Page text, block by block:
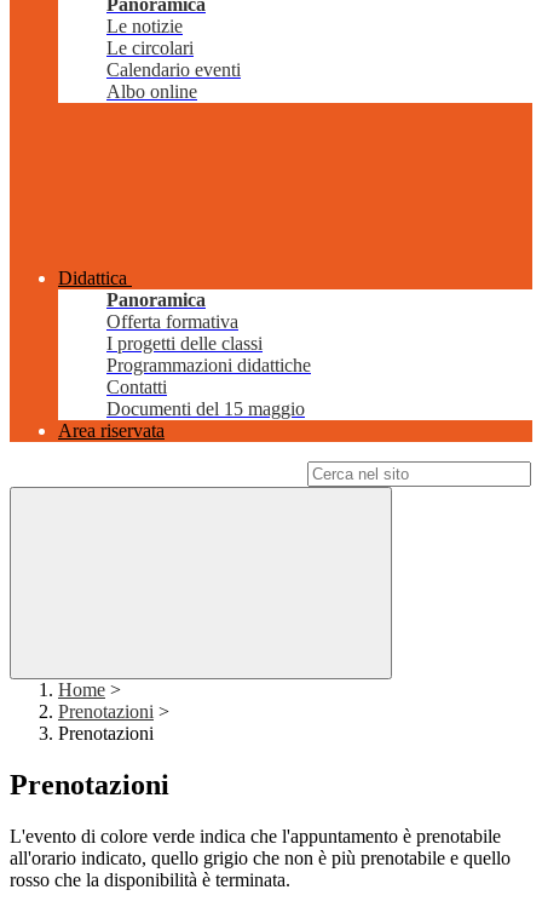
Panoramica
Le notizie
Le circolari
Calendario eventi
Albo online
Didattica
Panoramica
Offerta formativa
I progetti delle classi
Programmazioni didattiche
Contatti
Documenti del 15 maggio
Area riservata
Home >
Prenotazioni >
Prenotazioni
Prenotazioni
L'evento di colore verde indica che l'appuntamento è prenotabile
all'orario indicato, quello grigio che non è più prenotabile e quello
rosso che la disponibilità è terminata.